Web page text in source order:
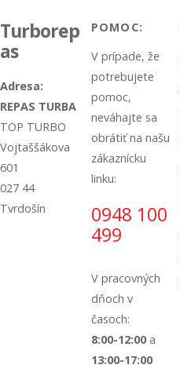
Turborep
as
Adresa:
REPAS TURBA
TOP TURBO
Vojtaššákova
601
027 44
Tvrdošín
POMOC:
V prípade, že
potrebujete
pomoc,
neváhajte sa
obrátiť na našu
zákaznícku
linku:
0948 100
499
V pracovných
dňoch v
časoch:
8:00-12:00a
13:00-17:00